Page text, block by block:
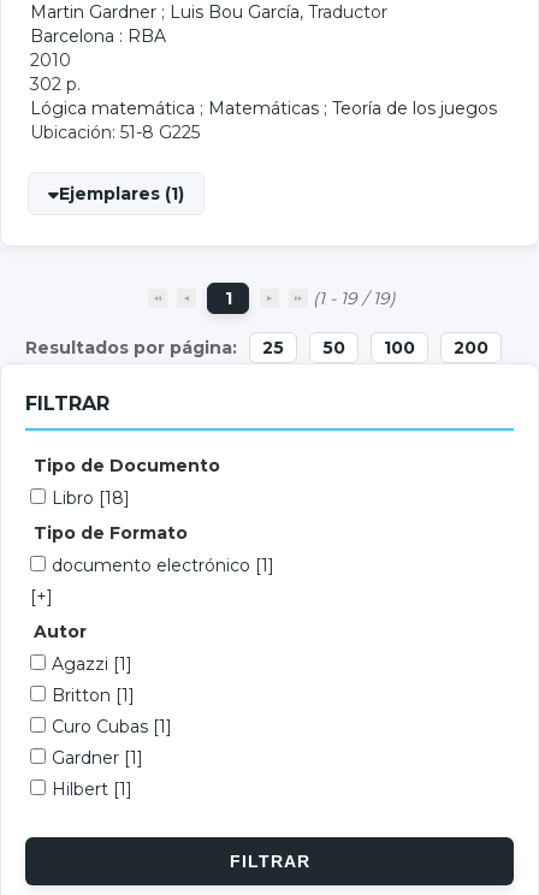
Martin Gardner ; Luis Bou García, Traductor
Barcelona : RBA
2010
302 p.
Lógica matemática ; Matemáticas ; Teoría de los juegos
Ubicación: 51-8 G225
Ejemplares (1)
1 (1 - 19 / 19)
25 50 100 200
FILTRAR
Tipo de Documento
Libro [18]
Tipo de Formato
documento electrónico [1]
[+]
Autor
Agazzi [1]
Britton [1]
Curo Cubas [1]
Gardner [1]
Hilbert [1]